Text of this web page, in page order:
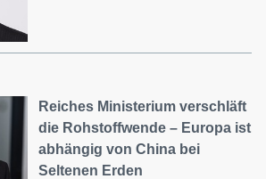
Reiches Ministerium verschläft
die Rohstoffwende – Europa ist
abhängig von China bei
Seltenen Erden